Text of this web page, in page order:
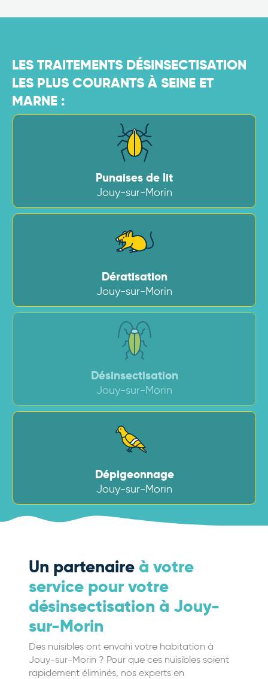
LES TRAITEMENTS DÉSINSECTISATION
LES PLUS COURANTS À SEINE ET
MARNE :
Punaises de lit
Jouy-sur-Morin
Dératisation
Jouy-sur-Morin
Désinsectisation
Jouy-sur-Morin
Dépigeonnage
Jouy-sur-Morin
Un partenaire à votre
service pour votre
désinsectisation à Jouy-
sur-Morin
Des nuisibles ont envahi votre habitation à
Jouy-sur-Morin ? Pour que ces nuisibles soient
rapidement éliminés, nos experts en